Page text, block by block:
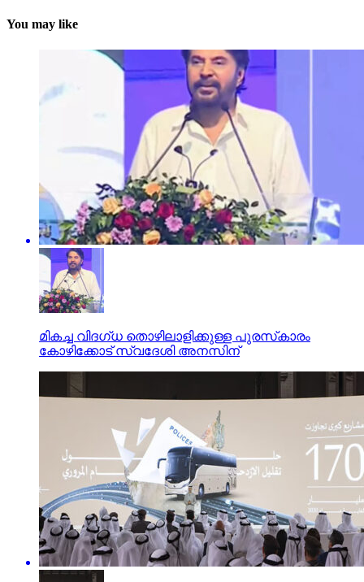
You may like
മികച്ച വിദഗ്ധ തൊഴിലാളിക്കുള്ള പുരസ്‌കാരം
കോഴിക്കോട് സ്വദേശി അനസിന്